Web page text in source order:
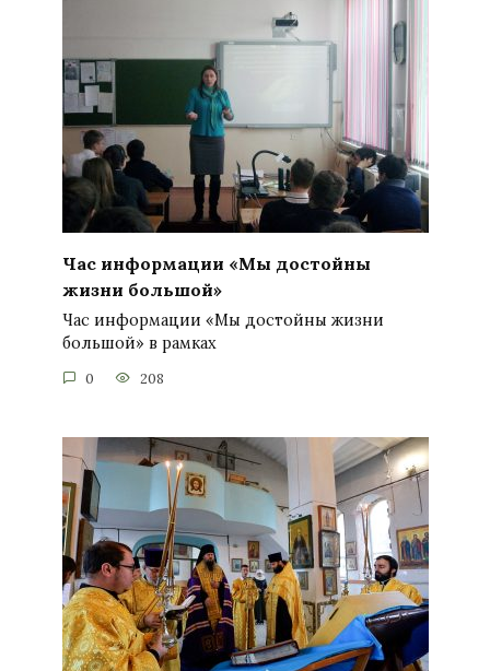
Час информации «Мы достойны
жизни большой»
Час информации «Мы достойны жизни
большой» в рамках
0 208